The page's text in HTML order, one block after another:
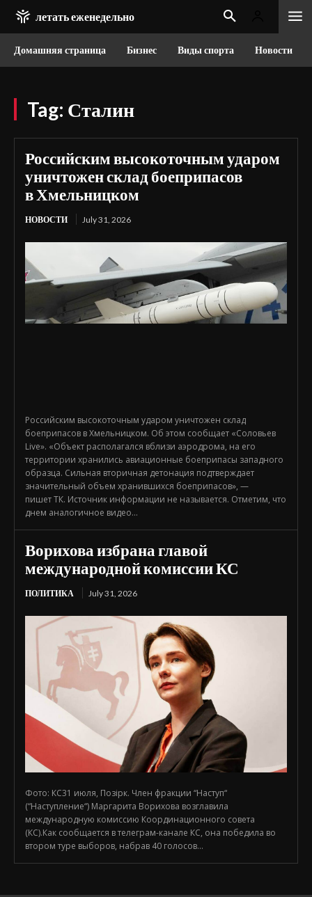
летать еженедельно
Домашняя страница Бизнес Виды спорта Новости
Tag: Сталин
Российским высокоточным ударом
уничтожен склад боеприпасов
в Хмельницком
НОВОСТИ July 31, 2026
Российским высокоточным ударом уничтожен склад
боеприпасов в Хмельницком. Об этом сообщает «Соловьев
Live». «Объект располагался вблизи аэродрома, на его
территории хранились авиационные боеприпасы западного
образца. Сильная вторичная детонация подтверждает
значительный объем хранившихся боеприпасов», —
пишет ТК. Источник информации не называется. Отметим, что
днем аналогичное видео...
Ворихова избрана главой
международной комиссии КС
ПОЛИТИКА July 31, 2026
Фото: КС31 июля, Позірк. Член фракции “Наступ“
(“Наступление“) Маргарита Ворихова возглавила
международную комиссию Координационного совета
(КС).Как сообщается в телеграм-канале КС, она победила во
втором туре выборов, набрав 40 голосов...